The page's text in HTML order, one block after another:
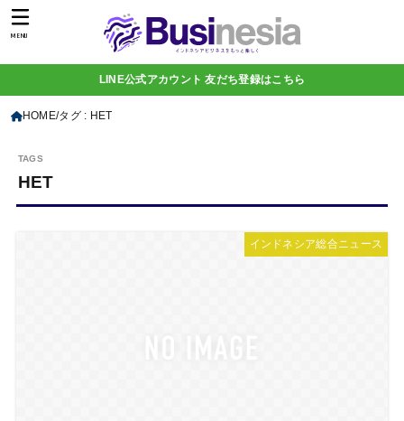
MENU
LINE公式アカウント 友だち登録はこちら
HOME タグ : HET
HET
インドネシア総合ニュース